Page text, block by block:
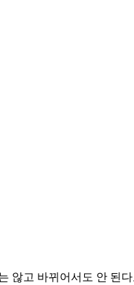
않고 바뀌어서도 안 된